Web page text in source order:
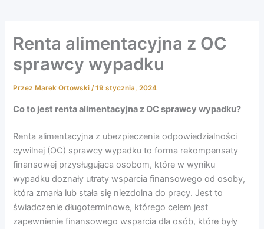
Renta alimentacyjna z OC
sprawcy wypadku
Przez Marek Ortowski/19 stycznia, 2024
Co to jest renta alimentacyjna z OC sprawcy wypadku?
Renta alimentacyjna z ubezpieczenia odpowiedzialności
cywilnej (OC) sprawcy wypadku to forma rekompensaty
finansowej przysługująca osobom, które w wyniku
wypadku doznały utraty wsparcia finansowego od osoby,
która zmarła lub stała się niezdolna do pracy. Jest to
świadczenie długoterminowe, którego celem jest
zapewnienie finansowego wsparcia dla osób, które były